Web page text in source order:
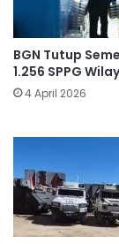
BGN Tutup
1.256 SPPG
4 April 2026